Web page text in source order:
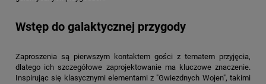
Wstęp do galaktycznej przygody
Zaproszenia są pierwszym kontaktem gości z tematem przyjęcia,
dlatego ich szczegółowe zaprojektowanie ma kluczowe znaczenie.
Inspirując się klasycznymi elementami z "Gwiezdnych Wojen", takimi